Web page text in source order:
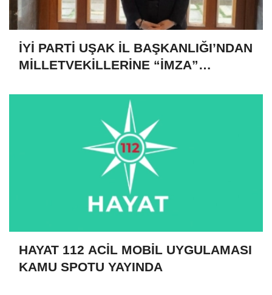
İYİ PARTİ UŞAK İL BAŞKANLIĞI’NDAN
MİLLETVEKİLLERİNE “İMZA”
HAYAT 112 ACİL MOBİL UYGULAMASI
KAMU SPOTU YAYINDA